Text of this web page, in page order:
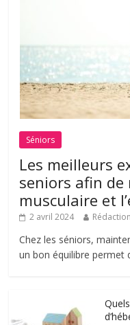
Séniors
Les meilleurs
seniors afin
musculaire et
2 avril 2024 Rédaction
Chez les séniors,
un bon équilibre permet